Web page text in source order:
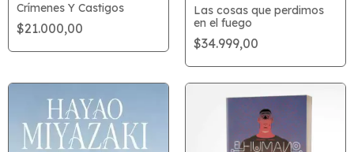
Crímenes Y Castigos
$21.000,00
Las cosas que perdimos
en el fuego
$34.999,00